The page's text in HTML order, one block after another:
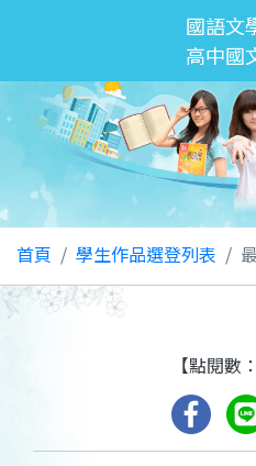
國語文
高中國
首頁 學生作品選登列表
【點閱數